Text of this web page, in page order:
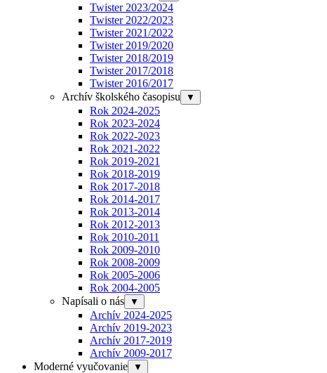
Twister 2023/2024
Twister 2022/2023
Twister 2021/2022
Twister 2019/2020
Twister 2018/2019
Twister 2017/2018
Twister 2016/2017
Archív školského časopisu
▼
Rok 2024-2025
Rok 2023-2024
Rok 2022-2023
Rok 2021-2022
Rok 2019-2021
Rok 2018-2019
Rok 2017-2018
Rok 2014-2017
Rok 2013-2014
Rok 2012-2013
Rok 2010-2011
Rok 2009-2010
Rok 2008-2009
Rok 2005-2006
Rok 2004-2005
Napísali o nás
▼
Archív 2024-2025
Archív 2019-2023
Archív 2017-2019
Archív 2009-2017
Moderné vyučovanie
▼